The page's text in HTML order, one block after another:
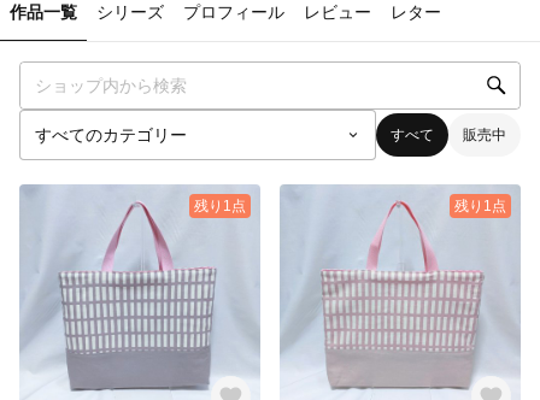
作品一覧 シリーズ プロフィール レビュー レター
すべて 販売中
残り1点 残り1点